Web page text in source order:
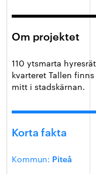
Om projektet
110 ytsmarta
kvarteret Tallen
mitt i stadskärnan.
Korta fakta
Kommun: Piteå